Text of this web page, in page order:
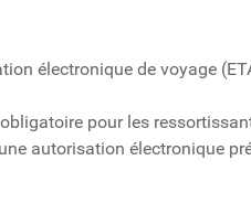
électronique de voyage
pour les
autorisation électronique